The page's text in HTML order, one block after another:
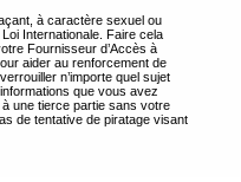
à caractère sexuel ou
Internationale. Faire cela
Fournisseur d’Accès à
aider au renforcement de
n’importe quel sujet
que vous avez
une tierce partie sans votre
de tentative de piratage visant